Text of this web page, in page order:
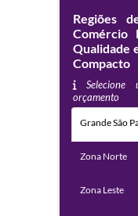
Regiões
Comércio
Qualidade
Compacto
orçamento
Grande São
Zona Norte
Zona Leste